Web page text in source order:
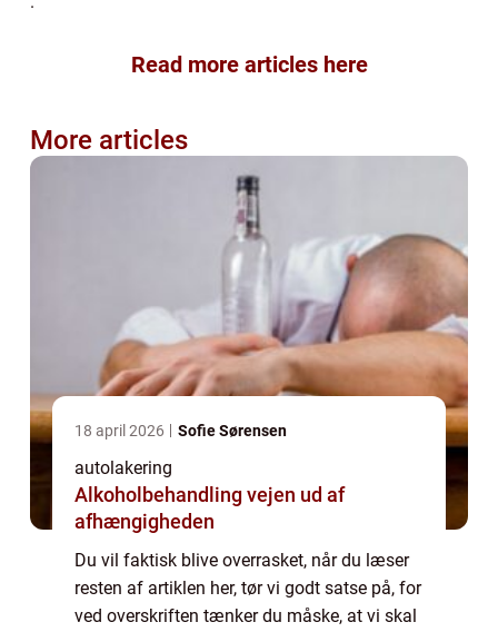
Read more articles here
More articles
18 april 2026 Sofie Sørensen
autolakering
Alkoholbehandling vejen ud af
afhængigheden
Du vil faktisk blive overrasket, når du læser
resten af artiklen her, tør vi godt satse på, for
ved overskriften tænker du måske, at vi skal